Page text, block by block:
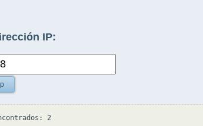
IP:
2